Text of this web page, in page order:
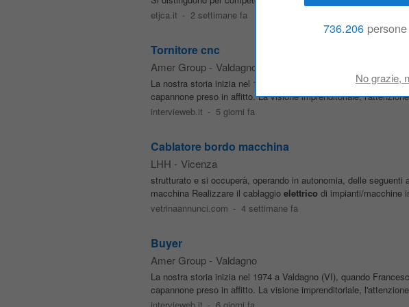
etjca.it - 2 settimane fa
Tornitore cnc
Amer Group - Valdagno
La nostra storia inizia nel 1974 a Valdagno (VI), quando
capannone preso in affitto. La visione imprenditoriale,
intervieweb.it - 5 giorni fa
Cablatore bordo macchina
LHH - Vicenza
strutturato e si occuperà, operando in autonomia, delle
macchina Realizzare il cablaggio elettricodi impianti/macchine
vetrinaannunci.com - 4 settimane fa
Buyer
Amer Group - Valdagno
La nostra storia inizia nel 1974 a Valdagno (VI), quando
capannone preso in affitto. La visione imprenditoriale,
736.206persone